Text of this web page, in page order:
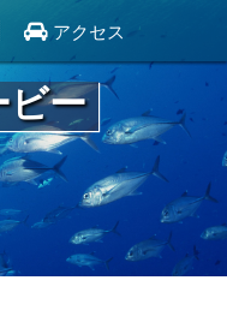
アクセス
ビー